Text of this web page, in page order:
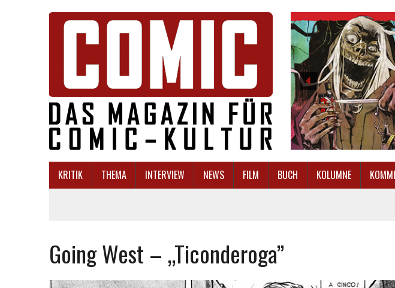
KRITIK THEMA INTERVIEW NEWS FILM BUCH KOLUMNE
Going West – „Ticonderoga”